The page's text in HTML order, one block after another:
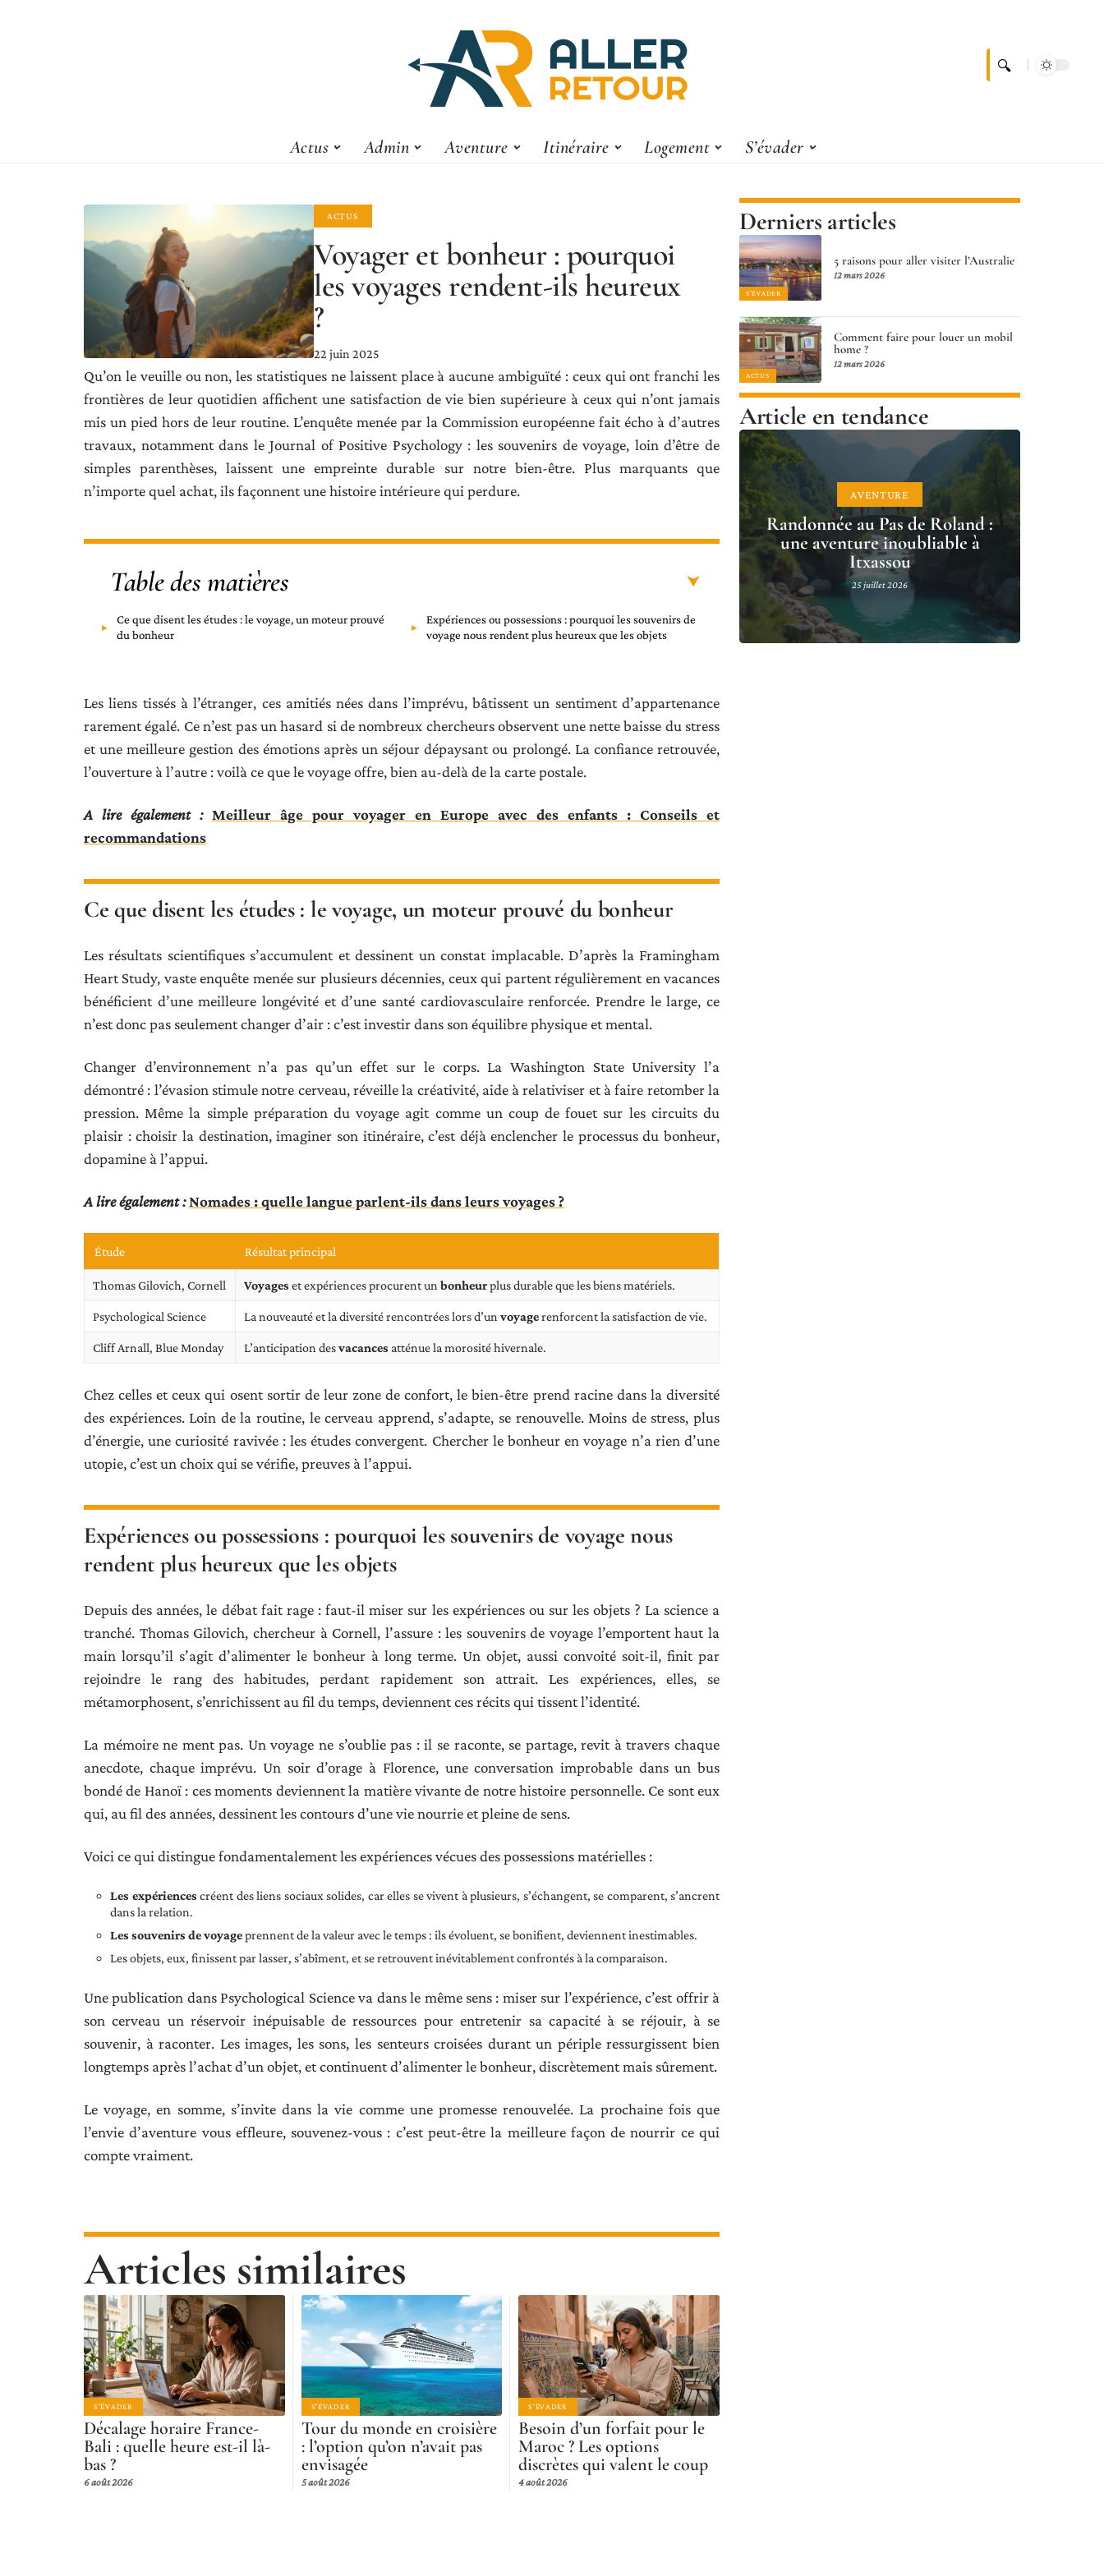
Actus Admin Aventure Itinéraire Logement S’évader
ACTUS
Voyager et bonheur : pourquoi
les voyages rendent-ils heureux
?
22 juin 2025
Qu’on le veuille ou non, les statistiques ne laissent place à aucune ambiguïté : ceux qui ont franchi les
frontières de leur quotidien affichent une satisfaction de vie bien supérieure à ceux qui n’ont jamais
mis un pied hors de leur routine. L’enquête menée par la Commission européenne fait écho à d’autres
travaux, notamment dans le Journal of Positive Psychology : les souvenirs de voyage, loin d’être de
simples parenthèses, laissent une empreinte durable sur notre bien-être. Plus marquants que
n’importe quel achat, ils façonnent une histoire intérieure qui perdure.
Table des matières
Ce que disent les études : le voyage, un moteur prouvé
du bonheur
Expériences ou possessions : pourquoi les souvenirs de
voyage nous rendent plus heureux que les objets
Les liens tissés à l’étranger, ces amitiés nées dans l’imprévu, bâtissent un sentiment d’appartenance
rarement égalé. Ce n’est pas un hasard si de nombreux chercheurs observent une nette baisse du stress
et une meilleure gestion des émotions après un séjour dépaysant ou prolongé. La confiance retrouvée,
l’ouverture à l’autre : voilà ce que le voyage offre, bien au-delà de la carte postale.
A lire également : Meilleur âge pour voyager en Europe avec des enfants : Conseils et
recommandations
Ce que disent les études : le voyage, un moteur prouvé du bonheur
Les résultats scientifiques s’accumulent et dessinent un constat implacable. D’après la Framingham
Heart Study, vaste enquête menée sur plusieurs décennies, ceux qui partent régulièrement en vacances
bénéficient d’une meilleure longévité et d’une santé cardiovasculaire renforcée. Prendre le large, ce
n’est donc pas seulement changer d’air : c’est investir dans son équilibre physique et mental.
Changer d’environnement n’a pas qu’un effet sur le corps. La Washington State University l’a
démontré : l’évasion stimule notre cerveau, réveille la créativité, aide à relativiser et à faire retomber la
pression. Même la simple préparation du voyage agit comme un coup de fouet sur les circuits du
plaisir : choisir la destination, imaginer son itinéraire, c’est déjà enclencher le processus du bonheur,
dopamine à l’appui.
A lire également :Nomades : quelle langue parlent-ils dans leurs voyages ?
Étude Résultat principal
Thomas Gilovich, Cornell Voyages et expériences procurent un bonheurplus durable que les biens matériels.
Psychological Science La nouveauté et la diversité rencontrées lors d’un voyagerenforcent la satisfaction de vie.
Cliff Arnall, Blue Monday L’anticipation desvacances atténue la morosité hivernale.
Chez celles et ceux qui osent sortir de leur zone de confort, le bien-être prend racine dans la diversité
des expériences. Loin de la routine, le cerveau apprend, s’adapte, se renouvelle. Moins de stress, plus
d’énergie, une curiosité ravivée : les études convergent. Chercher le bonheur en voyage n’a rien d’une
utopie, c’est un choix qui se vérifie, preuves à l’appui.
Expériences ou possessions : pourquoi les souvenirs de voyage nous
rendent plus heureux que les objets
Depuis des années, le débat fait rage : faut-il miser sur les expériences ou sur les objets ? La science a
tranché. Thomas Gilovich, chercheur à Cornell, l’assure : les souvenirs de voyage l’emportent haut la
main lorsqu’il s’agit d’alimenter le bonheur à long terme. Un objet, aussi convoité soit-il, finit par
rejoindre le rang des habitudes, perdant rapidement son attrait. Les expériences, elles, se
métamorphosent, s’enrichissent au fil du temps, deviennent ces récits qui tissent l’identité.
La mémoire ne ment pas. Un voyage ne s’oublie pas : il se raconte, se partage, revit à travers chaque
anecdote, chaque imprévu. Un soir d’orage à Florence, une conversation improbable dans un bus
bondé de Hanoï : ces moments deviennent la matière vivante de notre histoire personnelle. Ce sont eux
qui, au fil des années, dessinent les contours d’une vie nourrie et pleine de sens.
Voici ce qui distingue fondamentalement les expériences vécues des possessions matérielles :
Les expériences créent des liens sociaux solides, car elles se vivent à plusieurs, s’échangent, se comparent, s’ancrent
dans la relation.
Les souvenirs de voyageprennent de la valeur avec le temps : ils évoluent, se bonifient, deviennent inestimables.
Les objets, eux, finissent par lasser, s’abîment, et se retrouvent inévitablement confrontés à la comparaison.
Une publication dans Psychological Science va dans le même sens : miser sur l’expérience, c’est offrir à
son cerveau un réservoir inépuisable de ressources pour entretenir sa capacité à se réjouir, à se
souvenir, à raconter. Les images, les sons, les senteurs croisées durant un périple ressurgissent bien
longtemps après l’achat d’un objet, et continuent d’alimenter le bonheur, discrètement mais sûrement.
Le voyage, en somme, s’invite dans la vie comme une promesse renouvelée. La prochaine fois que
l’envie d’aventure vous effleure, souvenez-vous : c’est peut-être la meilleure façon de nourrir ce qui
compte vraiment.
Articles similaires
S'ÉVADER
Décalage horaire France-
Bali : quelle heure est-il là-
bas ?
6 août 2026
S'ÉVADER
Tour du monde en croisière
: l’option qu’on n’avait pas
envisagée
5 août 2026
S'ÉVADER
Besoin d’un forfait pour le
Maroc ? Les options
discrètes qui valent le coup
4 août 2026
Derniers articles
S'ÉVADER
5 raisons pour aller visiter l’Australie
12 mars 2026
ACTUS
Comment faire pour louer un mobil
home ?
12 mars 2026
Article en tendance
AVENTURE
Randonnée au Pas de Roland :
une aventure inoubliable à
Itxassou
25 juillet 2026